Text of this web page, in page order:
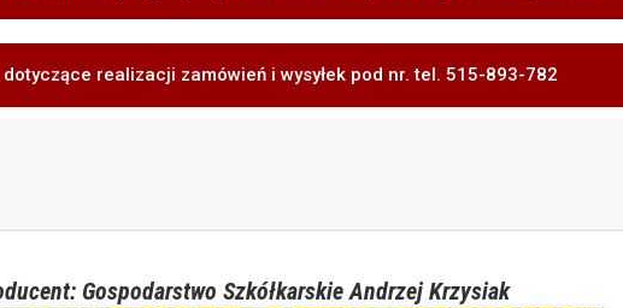
realizacji zamówień i wysyłek pod nr. tel. 515-893-782
Gospodarstwo Szkółkarskie Andrzej Krzysiak